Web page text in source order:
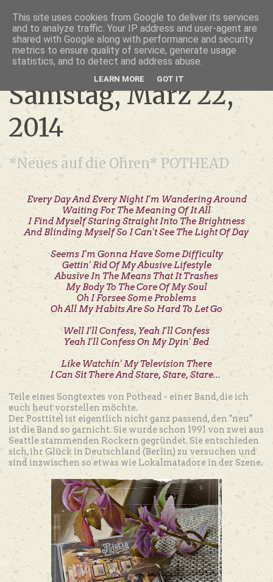
thru lensed eyes
- das Schöne im Fokus -
Samstag, März 22,
2014
*Neues auf die Ohren* POTHEAD
Every Day And Every Night I'm Wandering Around
Waiting For The Meaning Of It All
I Find Myself Staring Straight Into The Brightness
And Blinding Myself So I Can't See The Light Of Day
Seems I'm Gonna Have Some Difficulty
Gettin' Rid Of My Abusive Lifestyle
Abusive In The Means That It Trashes
My Body To The Core Of My Soul
Oh I Forsee Some Problems
Oh All My Habits Are So Hard To Let Go
Well I'll Confess, Yeah I'll Confess
Yeah I'll Confess On My Dyin' Bed
Like Watchin' My Television There
I Can Sit There And Stare, Stare, Stare...
Teile eines Songtextes von Pothead - einer Band, die ich
euch heut vorstellen möchte.
Der Posttitel ist eigentlich nicht ganz passend, den "neu"
ist die Band so garnicht. Sie wurde schon 1991 von zwei aus
Seattle stammenden Rockern gegründet. Sie entschieden
sich, ihr Glück in Deutschland (Berlin) zu versuchen und
sind inzwischen so etwas wie Lokalmatadore in der Szene.
This site uses cookies from Google to deliver its services
and to analyze traffic. Your IP address and user-agent are
shared with Google along with performance and security
metrics to ensure quality of service, generate usage
statistics, and to detect and address abuse.
LEARN MORE GOT IT